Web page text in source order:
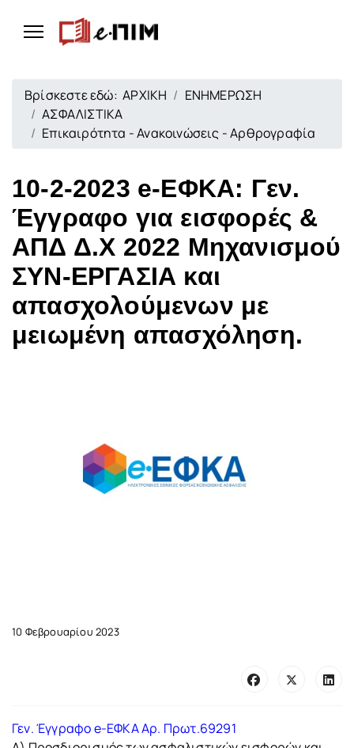
Βρίσκεστε εδώ:ΑΡΧΙΚΗ
ΕΝΗΜΕΡΩΣΗ
ΑΣΦΑΛΙΣΤΙΚΑ
Επικαιρότητα - Ανακοινώσεις - Αρθρογραφία
10-2-2023 e-ΕΦΚΑ: Γεν.
Έγγραφο για εισφορές &
ΑΠΔ Δ.Χ 2022 Μηχανισμού
ΣΥΝ-ΕΡΓΑΣΙΑ και
απασχολούμενων με
μειωμένη απασχόληση.
10 Φεβρουαρίου 2023
Γεν. Έγγραφο e-ΕΦΚΑ Αρ. Πρωτ.69291